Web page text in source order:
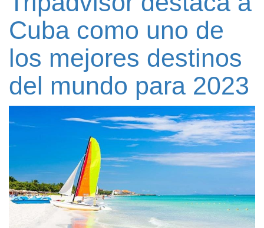
Cuba como uno de
los mejores destinos
del mundo para 2023